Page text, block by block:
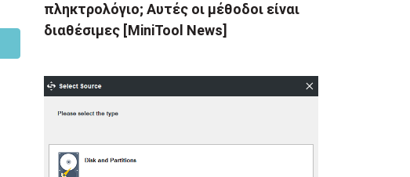
πληκτρολόγιο; Αυτές οι μέθοδοι είναι
διαθέσιμες [MiniTool News]